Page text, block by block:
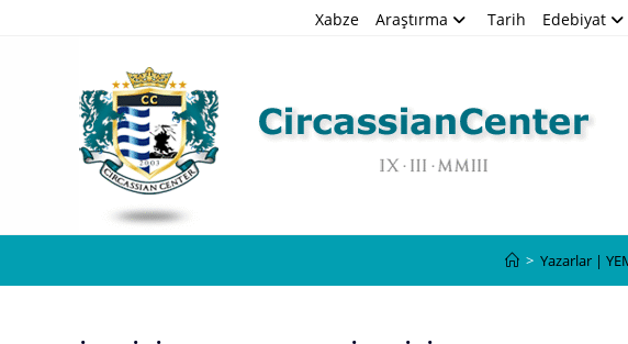
Xabze Araştırma Tarih Edebiyat
> Yazarlar |